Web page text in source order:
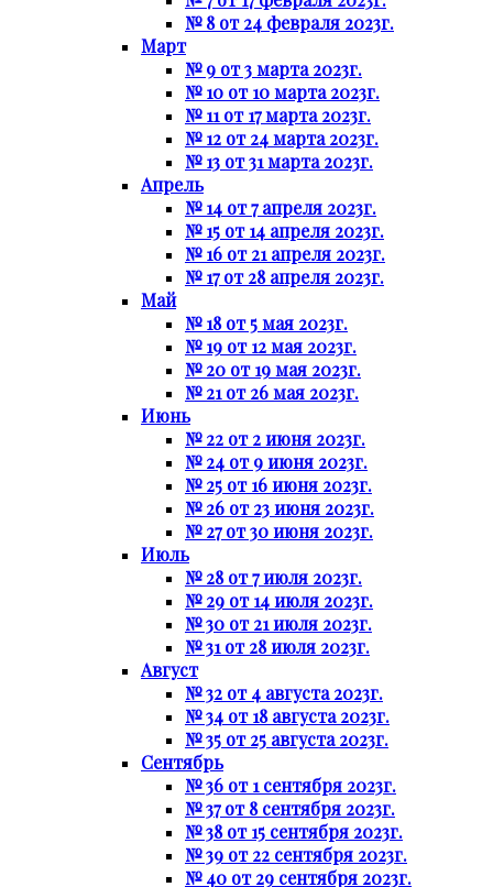
№ 8 от 24 февраля 2023г.
Март
№ 9 от 3 марта 2023г.
№ 10 от 10 марта 2023г.
№ 11 от 17 марта 2023г.
№ 12 от 24 марта 2023г.
№ 13 от 31 марта 2023г.
Апрель
№ 14 от 7 апреля 2023г.
№ 15 от 14 апреля 2023г.
№ 16 от 21 апреля 2023г.
№ 17 от 28 апреля 2023г.
Май
№ 18 от 5 мая 2023г.
№ 19 от 12 мая 2023г.
№ 20 от 19 мая 2023г.
№ 21 от 26 мая 2023г.
Июнь
№ 22 от 2 июня 2023г.
№ 24 от 9 июня 2023г.
№ 25 от 16 июня 2023г.
№ 26 от 23 июня 2023г.
№ 27 от 30 июня 2023г.
Июль
№ 28 от 7 июля 2023г.
№ 29 от 14 июля 2023г.
№ 30 от 21 июля 2023г.
№ 31 от 28 июля 2023г.
Август
№ 32 от 4 августа 2023г.
№ 34 от 18 августа 2023г.
№ 35 от 25 августа 2023г.
Сентябрь
№ 36 от 1 сентября 2023г.
№ 37 от 8 сентября 2023г.
№ 38 от 15 сентября 2023г.
№ 39 от 22 сентября 2023г.
№ 40 от 29 сентября 2023г.